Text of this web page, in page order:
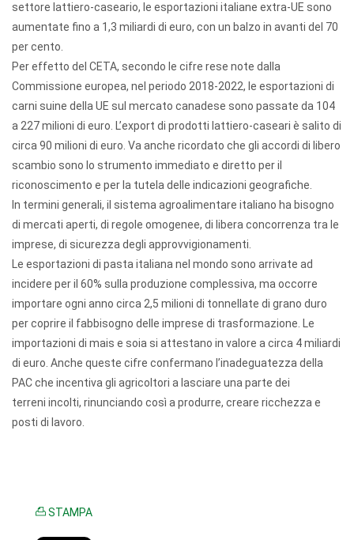
settore lattiero-caseario, le esportazioni italiane extra-UE sono
aumentate fino a 1,3 miliardi di euro, con un balzo in avanti del 70
per cento.
Per effetto del CETA, secondo le cifre rese note dalla
Commissione europea, nel periodo 2018-2022, le esportazioni di
carni suine della UE sul mercato canadese sono passate da 104
a 227 milioni di euro. L’export di prodotti lattiero-caseari è salito di
circa 90 milioni di euro. Va anche ricordato che gli accordi di libero
scambio sono lo strumento immediato e diretto per il
riconoscimento e per la tutela delle indicazioni geografiche.
In termini generali, il sistema agroalimentare italiano ha bisogno
di mercati aperti, di regole omogenee, di libera concorrenza tra le
imprese, di sicurezza degli approvvigionamenti.
Le esportazioni di pasta italiana nel mondo sono arrivate ad
incidere per il 60% sulla produzione complessiva, ma occorre
importare ogni anno circa 2,5 milioni di tonnellate di grano duro
per coprire il fabbisogno delle imprese di trasformazione. Le
importazioni di mais e soia si attestano in valore a circa 4 miliardi
di euro. Anche queste cifre confermano l’inadeguatezza della
PAC che incentiva gli agricoltori a lasciare una parte dei
terreni incolti, rinunciando così a produrre, creare ricchezza e
posti di lavoro.
STAMPA